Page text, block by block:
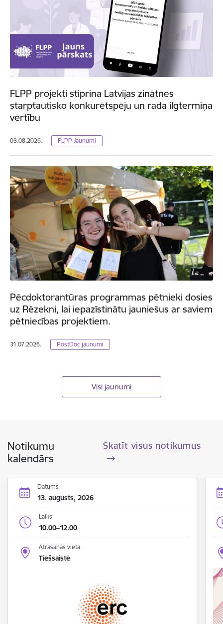
FLPP projekti stiprina Latvijas zinātnes
starptautisko konkurētspēju un rada ilgtermiņa
vērtību
03.08.2026. FLPP Jaunumi
Pēcdoktorantūras programmas pētnieki dosies
uz Rēzekni, lai iepazīstinātu jauniešus ar saviem
pētniecības projektiem.
31.07.2026. PostDoc jaunumi
Visi jaunumi
Notikumu
kalendārs
Skatīt visus notikumus
Datums
13. augusts, 2026
Laiks
10.00–12.00
Atrašanās vieta
Tiešsaistē